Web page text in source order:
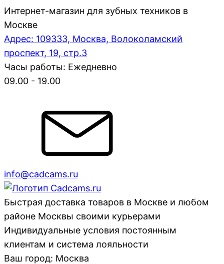
Интернет-магазин для зубных техников в
Москве
Адрес: 109333, Москва, Волоколамский
проспект, 19, стр.3
Часы работы: Ежедневно
09.00 - 19.00
info@cadcams.ru
Быстрая доставка товаров в Москве и любом
районе Москвы своими курьерами
Индивидуальные условия постоянным
клиентам и система лояльности
Ваш город: Москва